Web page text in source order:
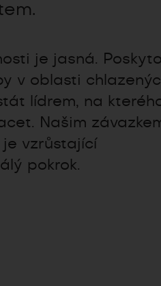
je jasná.
v oblasti
lídrem, na
Našim
je vzrůstající
pokrok.